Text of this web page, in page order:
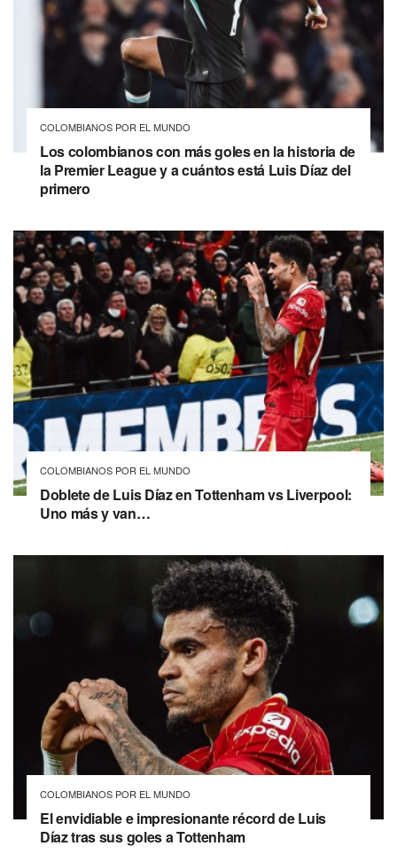
COLOMBIANOS POR EL MUNDO
Los colombianos con más goles en la historia de
la Premier League y a cuántos está Luis Díaz del
primero
COLOMBIANOS POR EL MUNDO
Doblete de Luis Díaz en Tottenham vs Liverpool:
Uno más y van…
COLOMBIANOS POR EL MUNDO
El envidiable e impresionante récord de Luis
Díaz tras sus goles a Tottenham